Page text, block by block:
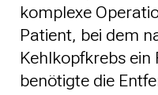
komplexe
Patient, bei dem
Kehlkopfkrebs ein
benötigte die